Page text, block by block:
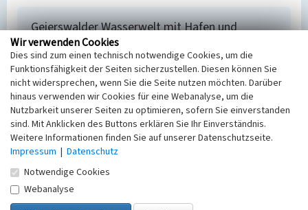
Geierswalder Wasserwelt mit Hafen und
Leuchtturm
Schlagwörter
Hafen
Ort
Geierswalde
Alternativer Ortsname
Lejno
Fachsicht(en)
Denkmalpflege
Erfassungsmaßstab
Keine Angabe
Wir verwenden Cookies
Dies sind zum einen technisch notwendige Cookies, um die
Funktionsfähigkeit der Seiten sicherzustellen. Diesen können Sie
nicht widersprechen, wenn Sie die Seite nutzen möchten. Darüber
hinaus verwenden wir Cookies für eine Webanalyse, um die
Nutzbarkeit unserer Seiten zu optimieren, sofern Sie einverstanden
sind. Mit Anklicken des Buttons erklären Sie Ihr Einverständnis.
Weitere Informationen finden Sie auf unserer Datenschutzseite.
Impressum | Datenschutz
Notwendige Cookies
Webanalyse